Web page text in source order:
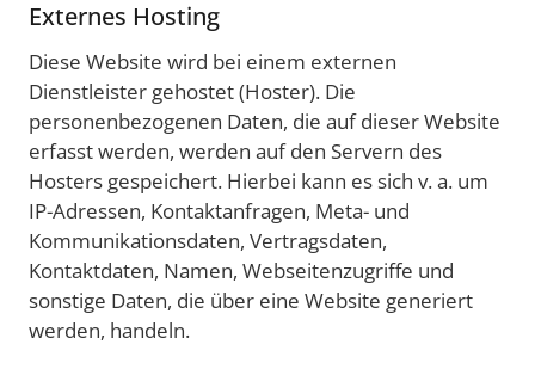
Externes Hosting
Diese Website wird bei einem externen
Dienstleister gehostet (Hoster). Die
personenbezogenen Daten, die auf dieser Website
erfasst werden, werden auf den Servern des
Hosters gespeichert. Hierbei kann es sich v. a. um
IP-Adressen, Kontaktanfragen, Meta- und
Kommunikationsdaten, Vertragsdaten,
Kontaktdaten, Namen, Webseitenzugriffe und
sonstige Daten, die über eine Website generiert
werden, handeln.